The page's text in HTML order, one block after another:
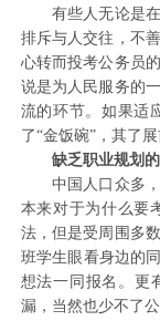
有些人无论是在
排斥与人交往，不
心转而投考公务员
说是为人民服务的
流的环节。如果适
了“金饭碗”，其了
缺乏职业规划的
中国人口众多，
本来对于为什么要
法，但是受周围多
班学生眼看身边的
想法一同报名。更
漏，当然也少不了公